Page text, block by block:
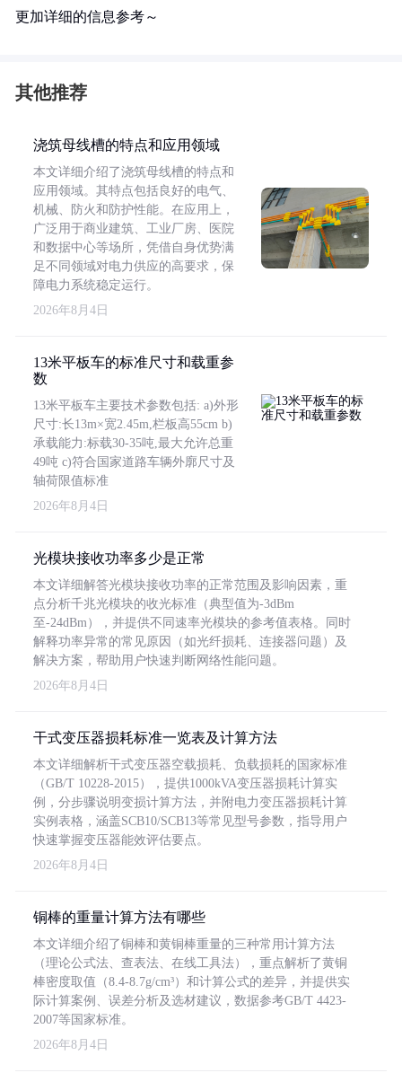
更加详细的信息参考～
其他推荐
浇筑母线槽的特点和应用领域
本文详细介绍了浇筑母线槽的特点和
应用领域。其特点包括良好的电气、
机械、防火和防护性能。在应用上，
广泛用于商业建筑、工业厂房、医院
和数据中心等场所，凭借自身优势满
足不同领域对电力供应的高要求，保
障电力系统稳定运行。
2026年8月4日
13米平板车的标准尺寸和载重参
数
13米平板车主要技术参数包括: a)外形
尺寸:长13m×宽2.45m,栏板高55cm b)
承载能力:标载30-35吨,最大允许总重
49吨 c)符合国家道路车辆外廓尺寸及
轴荷限值标准
2026年8月4日
光模块接收功率多少是正常
本文详细解答光模块接收功率的正常范围及影响因素，重
点分析千兆光模块的收光标准（典型值为-3dBm
至-24dBm），并提供不同速率光模块的参考值表格。同时
解释功率异常的常见原因（如光纤损耗、连接器问题）及
解决方案，帮助用户快速判断网络性能问题。
2026年8月4日
干式变压器损耗标准一览表及计算方法
本文详细解析干式变压器空载损耗、负载损耗的国家标准
（GB/T 10228-2015），提供1000kVA变压器损耗计算实
例，分步骤说明变损计算方法，并附电力变压器损耗计算
实例表格，涵盖SCB10/SCB13等常见型号参数，指导用户
快速掌握变压器能效评估要点。
2026年8月4日
铜棒的重量计算方法有哪些
本文详细介绍了铜棒和黄铜棒重量的三种常用计算方法
（理论公式法、查表法、在线工具法），重点解析了黄铜
棒密度取值（8.4-8.7g/cm³）和计算公式的差异，并提供实
际计算案例、误差分析及选材建议，数据参考GB/T 4423-
2007等国家标准。
2026年8月4日